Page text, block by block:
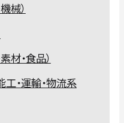
械）
材・食品）
工・運輸・物流系